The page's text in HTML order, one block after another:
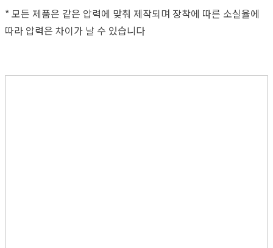
* 모든 제품은 같은 압력에 맞춰 제작되며 장착에 따른 소실율에
따라 압력은 차이가 날 수 있습니다